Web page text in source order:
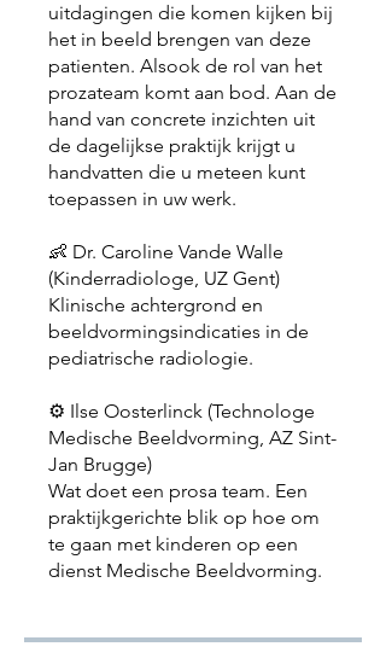
uitdagingen die komen kijken bij
het in beeld brengen van deze
patienten. Alsook de rol van het
prozateam komt aan bod. Aan de
hand van concrete inzichten uit
de dagelijkse praktijk krijgt u
handvatten die u meteen kunt
toepassen in uw werk.
👶 Dr. Caroline Vande Walle
(Kinderradiologe, UZ Gent)
Klinische achtergrond en
beeldvormingsindicaties in de
pediatrische radiologie.
⚙️ Ilse Oosterlinck (Technologe
Medische Beeldvorming, AZ Sint-
Jan Brugge)
Wat doet een prosa team. Een
praktijkgerichte blik op hoe om
te gaan met kinderen op een
dienst Medische Beeldvorming.